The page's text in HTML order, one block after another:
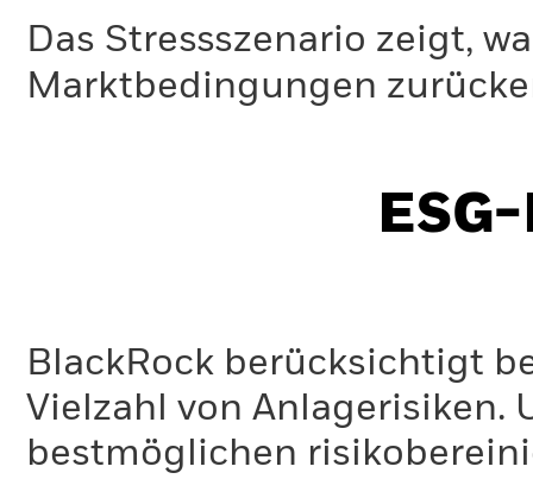
Das Stressszenario zeigt,
Marktbedingungen
BlackRock berücksichtigt
Vielzahl von Anlagerisiken.
bestmöglichen